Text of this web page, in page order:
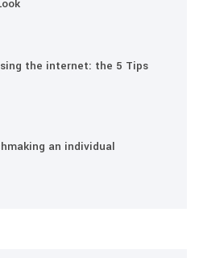
the internet: the 5 Tips
an individual